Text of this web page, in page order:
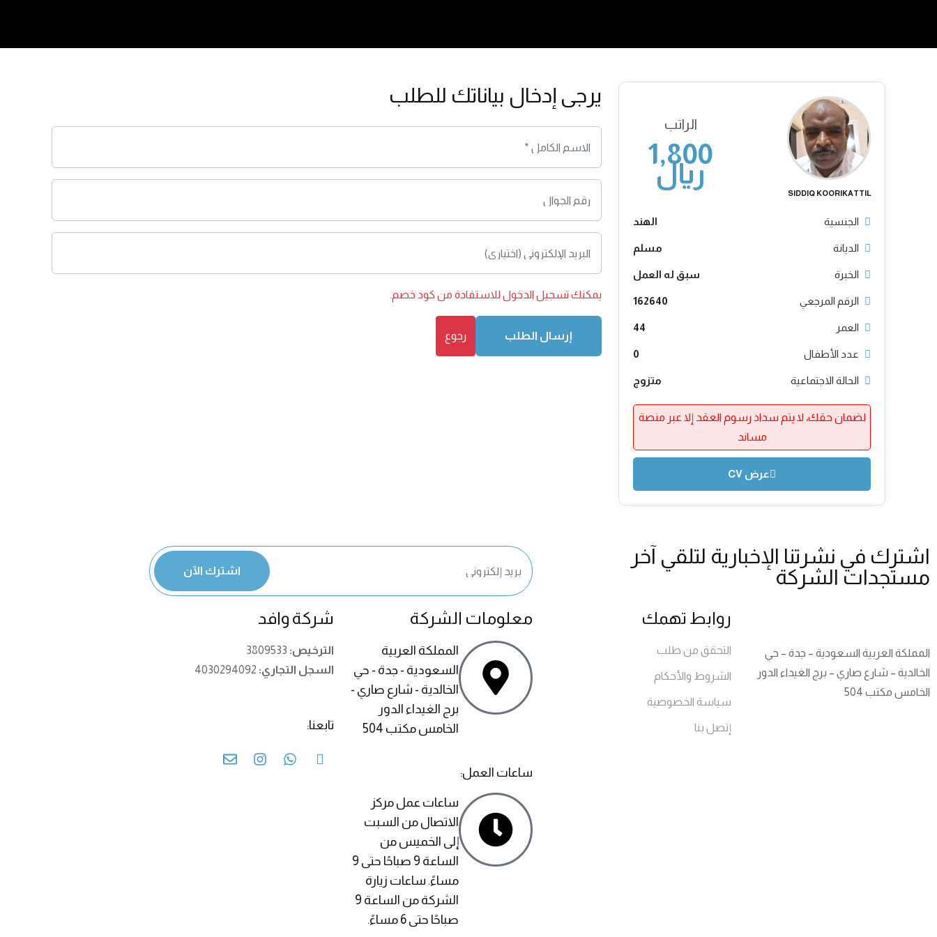
SIDDIQ KOORIKATTIL
الراتب
1,800
ريال
الجنسية الهند
الديانة مسلم
الخبرة سبق له العمل
الرقم المرجعي 162640
العمر 44
عدد الأطفال 0
الحالة الاجتماعية متزوج
لضمان حقك، لا يتم سداد رسوم العقد إلا عبر منصة
مساند
عرض CV
يرجى إدخال بياناتك للطلب
يمكنك تسجيل الدخولللاستفادة من كود خصم.
إرسال الطلب رجوع
اشترك في نشرتنا الإخبارية لتلقي آخر
مستجدات الشركة
اشترك الآن
المملكة العربية السعودية – جدة – حي
الخالدية – شارع صاري – برج الغيداء الدور
الخامس مكتب 504
روابط تهمك
التحقق من طلب
الشروط والأحكام
سياسة الخصوصية
إتصل بنا
معلومات الشركة
المملكة العربية
السعودية - جدة - حي
الخالدية - شارع صاري -
برج الغيداء الدور
الخامس مكتب 504
ساعات العمل:
ساعات عمل مركز
الاتصال من السبت
إلى الخميس من
الساعة 9 صباحًا حتى 9
مساءً. ساعات زيارة
الشركة من الساعة 9
صباحًا حتى 6 مساءً.
شركة وافد
الترخيص: 3809533
السجل التجاري: 4030294092
تابعنا: